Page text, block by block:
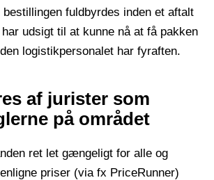
fuldbyrdes inden et aftalt
udsigt til at kunne nå at få pakken
logistikpersonalet har fyraften.
af jurister som
på området
ret let gængeligt for alle og
priser (via fx PriceRunner)